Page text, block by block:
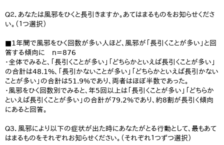
Ｑ２．あなたは風邪をひくと長引きますか。あてはまるものをお知らせくださ
い。（１つ選択）
■1年間で風邪をひく回数が多い人ほど、風邪が「長引くことが多い」と回
答する傾向に n=876
・全体でみると、「長引くことが多い」「どちらかといえば長引くことが多い」
の合計は48.1%、「長引かないことが多い」「どちらかといえば長引かない
ことが多い」の合計は51.9%であり、両者はほぼ半数であった。
・風邪をひく回数別でみると、年5回以上は「長引くことが多い」「どちらか
といえば長引くことが多い」の合計が79.2%であり、約8割が長引く傾向
にあると回答。
Ｑ３．風邪により以下の症状が出た時にあなたがとる行動として、最もあて
はまるものをそれぞれお知らせください。（それぞれ１つずつ選択）